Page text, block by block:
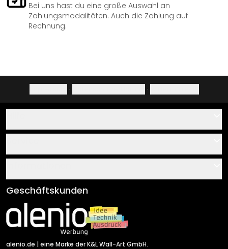
Bei uns hast du eine große Auswahl an
Zahlungsmodalitäten. Auch die Zahlung auf
Rechnung.
· ·
Über uns
Klebe- und Montageanleitungen
Newsletter An-/Abmeldung
Sendungsverfolgung
AGB
Impressum
Versand & Zahlung
Rücksendung
Geschäftskunden
alenio.de | eine Marke der K&L Wall-Art GmbH.